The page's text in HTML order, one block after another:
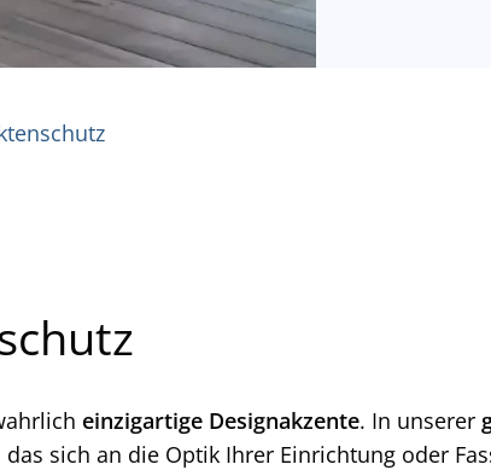
einzigartige Designakzente. In unserer
sich an die Optik Ihrer Einrichtung oder